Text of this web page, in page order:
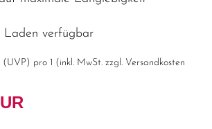
Laden verfügbar
( UVP ) pro 1 (inkl. MwSt. zzgl. Versandkosten